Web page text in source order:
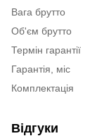
Вага брутто
Об'єм брутто
Термін гарантії
Гарантія, міс
Комплектація
Відгуки